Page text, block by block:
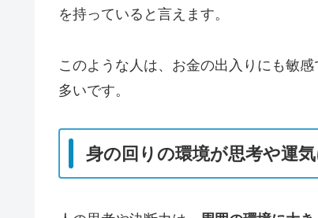
を持っていると言えます。
このような人は、お金の出入りにも敏感
多いです。
身の回りの環境が思考や運